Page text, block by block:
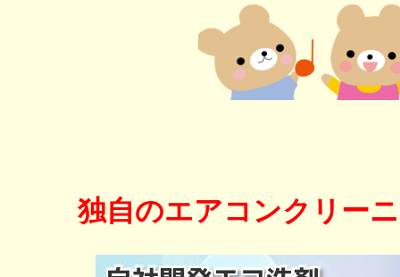
独自のエアコンクリー